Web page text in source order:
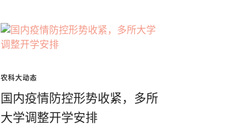
农科大动态
国内疫情防控形势收紧，多所
大学调整开学安排